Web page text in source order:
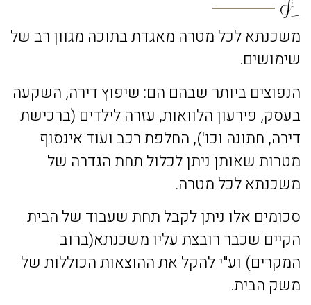
משכנתא לכל מטרה מאגדת בתוכה מגוון רב של
שימושים.
הנפוצים ביותר שבהם הם: שיפוץ דירה, השקעה
בעסק, פירעון הלוואות, עזרה לילדים (ברכישת
דירה, חתונה וכו'), החלפת רכב ועוד אינסוף
מטרות שאותן ניתן לכלול תחת הגדרה של
משכנתא לכל מטרה.
סכומים אלו ניתן לקבל תחת שעבוד של הבית
הקיים שכבר רובצת עליו משכנתא(ברוב
המקרים) וע"י להקל את ההוצאות הכוללות של
משק הבית.